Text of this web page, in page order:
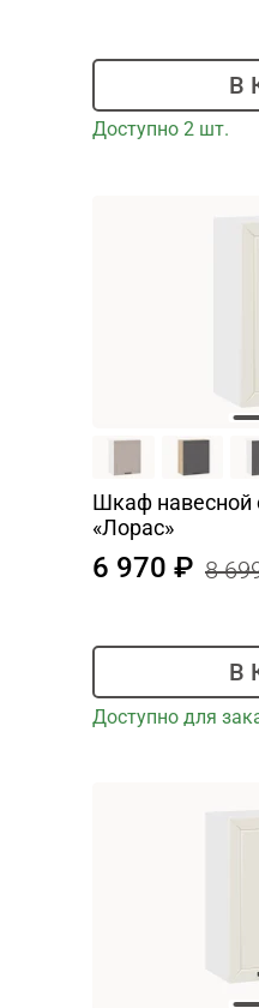
В
Доступно 2 шт.
Шкаф навесной
«Лорас»
6 970 8
В
Доступно для